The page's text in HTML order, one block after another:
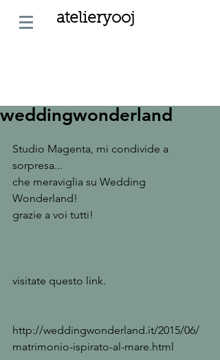
atelieryooj
weddingwonderland
Studio Magenta, mi condivide a
sorpresa...
che meraviglia su Wedding
Wonderland!
grazie a voi tutti!
visitate questo link.
http://weddingwonderland.it/2015/06/
matrimonio-ispirato-al-mare.html